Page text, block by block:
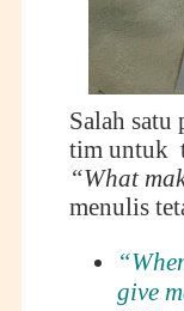
Salah
tim untuk
“What
menulis
give